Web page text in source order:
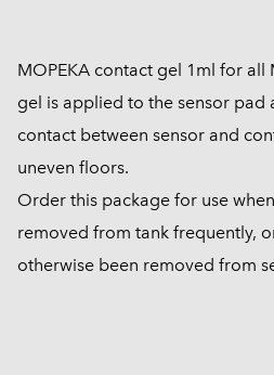
MOPEKA contact gel 1ml for all
gel is applied to the sensor pad
contact between sensor and
uneven floors.
Order this package for use
removed from tank frequently,
otherwise been removed from